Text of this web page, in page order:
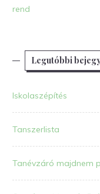
rend
Legutóbbi
Iskolaszépítés
Tanszerlista
Tanévzáró majdnem